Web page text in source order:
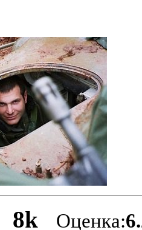
8k Оценка: